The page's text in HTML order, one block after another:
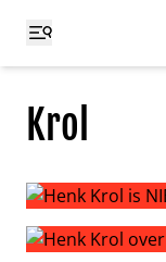
Krol
Henk Krol is